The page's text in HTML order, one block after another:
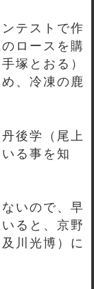
テストで作
ロースを購
塚とおる）
、冷凍の鹿
後学（尾上
る事を知
いので、早
ると、京野
川光博）に